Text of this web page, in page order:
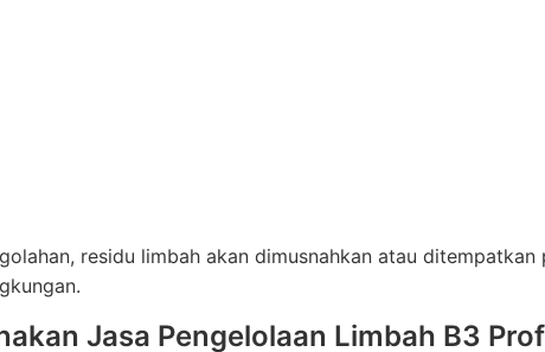
residu limbah akan dimusnahkan atau
Jasa Pengelolaan Limbah B3